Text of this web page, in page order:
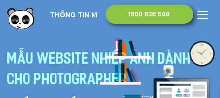
1900 636 648
THÔNG TIN MONA MEDIA
Mẫu website nhiếp ảnh dành
cho Photographer